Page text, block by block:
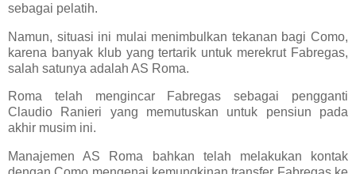
sebagai pelatih.
Namun, situasi ini mulai menimbulkan tekanan bagi Como,
karena banyak klub yang tertarik untuk merekrut Fabregas,
salah satunya adalah AS Roma.
Roma telah mengincar Fabregas sebagai pengganti
Claudio Ranieri yang memutuskan untuk pensiun pada
akhir musim ini.
Manajemen AS Roma bahkan telah melakukan kontak